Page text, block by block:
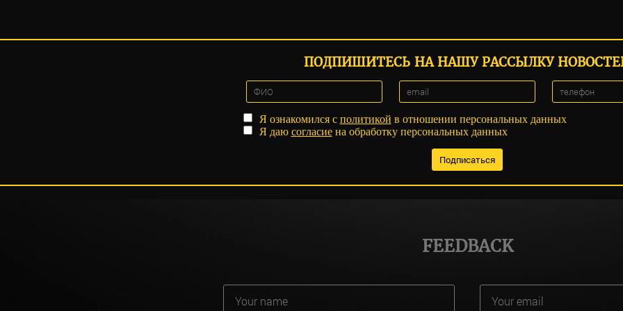
ПОДПИШИТЕСЬ НА НАШУ РАССЫЛКУ
Я ознакомился с политикой в отношении персональных данных
Я даю согласиена обработку персональных данных
FEEDBACK